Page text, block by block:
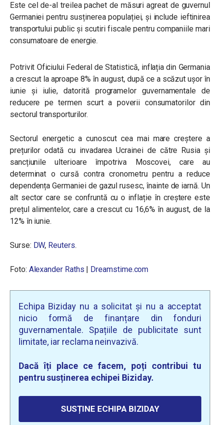
Este cel de-al treilea pachet de măsuri agreat de guvernul
Germaniei pentru susținerea populației, și include ieftinirea
transportului public și scutiri fiscale pentru companiile mari
consumatoare de energie.
Potrivit Oficiului Federal de Statistică, inflația din Germania
a crescut la aproape 8% în august, după ce a scăzut ușor în
iunie și iulie, datorită programelor guvernamentale de
reducere pe termen scurt a poverii consumatorilor din
sectorul transporturilor.
Sectorul energetic a cunoscut cea mai mare creștere a
prețurilor odată cu invadarea Ucrainei de către Rusia și
sancțiunile ulterioare împotriva Moscovei, care au
determinat o cursă contra cronometru pentru a reduce
dependența Germaniei de gazul rusesc, înainte de iarnă. Un
alt sector care se confruntă cu o inflație în creștere este
prețul alimentelor, care a crescut cu 16,6% în august, de la
12% în iunie.
Surse: DW, Reuters.
Foto: Alexander Raths | Dreamstime.com
Echipa Biziday nu a solicitat și nu a acceptat
nicio formă de finanțare din fonduri
guvernamentale. Spațiile de publicitate sunt
limitate, iar reclama neinvazivă.
Dacă îți place ce facem, poți contribui tu
pentru susținerea echipei Biziday.
SUSȚINE ECHIPA BIZIDAY